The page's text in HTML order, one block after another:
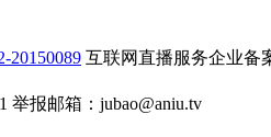
20150089 互联网直播服务企业备
举报邮箱： jubao@aniu.tv